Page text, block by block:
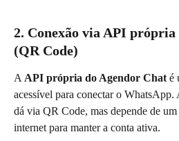
2. Conexão via API
(QR Code)
A API própria do Agendor Chat é
acessível para conectar o WhatsApp.
dá via QR Code, mas depende de
internet para manter a conta ativa.